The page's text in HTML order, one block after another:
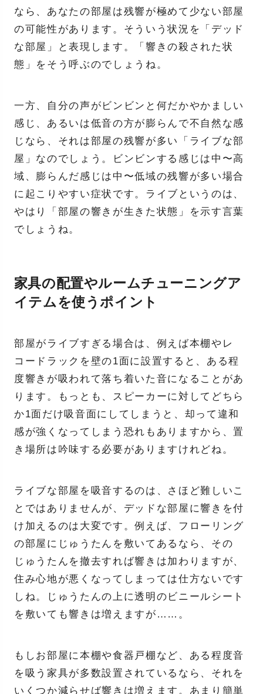
なら、あなたの部屋は残響が極めて少ない部屋
の可能性があります。そういう状況を「デッド
な部屋」と表現します。「響きの殺された状
態」をそう呼ぶのでしょうね。
一方、自分の声がビンビンと何だかやかましい
感じ、あるいは低音の方が膨らんで不自然な感
じなら、それは部屋の残響が多い「ライブな部
屋」なのでしょう。ビンビンする感じは中〜高
域、膨らんだ感じは中〜低域の残響が多い場合
に起こりやすい症状です。ライブというのは、
やはり「部屋の響きが生きた状態」を示す言葉
でしょうね。
家具の配置やルームチューニングア
イテムを使うポイント
部屋がライブすぎる場合は、例えば本棚やレ
コードラックを壁の1面に設置すると、ある程
度響きが吸われて落ち着いた音になることがあ
ります。もっとも、スピーカーに対してどちら
か1面だけ吸音面にしてしまうと、却って違和
感が強くなってしまう恐れもありますから、置
き場所は吟味する必要がありますけれどね。
ライブな部屋を吸音するのは、さほど難しいこ
とではありませんが、デッドな部屋に響きを付
け加えるのは大変です。例えば、フローリング
の部屋にじゅうたんを敷いてあるなら、その
じゅうたんを撤去すれば響きは加わりますが、
住み心地が悪くなってしまっては仕方ないです
しね。じゅうたんの上に透明のビニールシート
を敷いても響きは増えますが……。
もしお部屋に本棚や食器戸棚など、ある程度音
を吸う家具が多数設置されているなら、それを
いくつか減らせば響きは増えます。あまり簡単